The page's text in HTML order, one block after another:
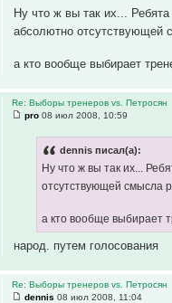
Ну что ж вы так их...
абсолютно отсутствующей
а кто вообще выбирает
Re: Выборы тренеров vs. Петросян
pro 08 июл 2008, 10:59
dennis писал(а):
Ну что ж вы так их...
отсутствующей смысла
а кто вообще выбирает
народ. путем голосования
Re: Выборы тренеров vs. Петросян
dennis 08 июл 2008, 11:04